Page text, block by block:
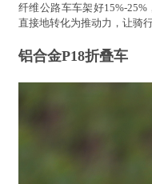
纤维公路车车架好15%-
直接地转化为推动力，让骑
铝合金P18折叠车